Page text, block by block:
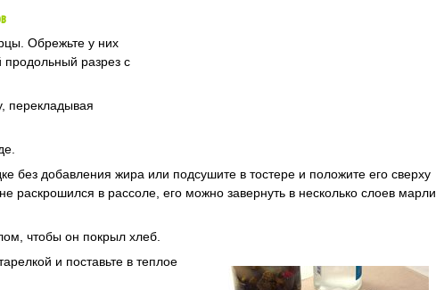
Обрежьте у них
продольный разрез с
перекладывая
без добавления жира или подсушите в тостере и положите его сверху
раскрошился в рассоле, его можно завернуть в несколько слоев марли
чтобы он покрыл хлеб.
и поставьте в теплое